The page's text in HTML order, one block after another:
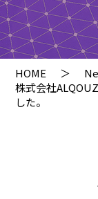
HOME
株式会社
した。